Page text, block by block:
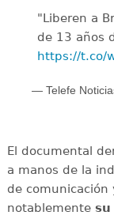
"Liberen a
de 13 años
https://t.co/
— Telefe
El documental
a manos de la
de
notablemente su